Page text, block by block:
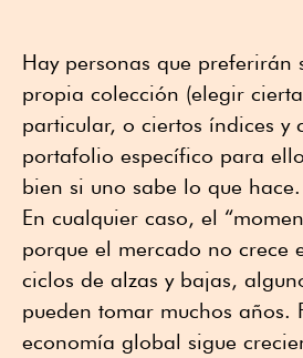
Hay personas que preferirán
propia colección (elegir
particular, o ciertos índices y
portafolio específico para
bien si uno sabe lo que hace.
En cualquier caso, el
porque el mercado no crece
ciclos de alzas y bajas,
pueden tomar muchos años.
economía global sigue